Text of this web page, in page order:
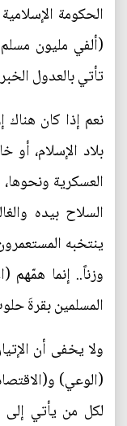
الحكومة
(ألفي مليون
تأتي بالعدول
نعم إذا كان
بلاد الإسلام،
العسكرية
السلاح بيده
ينتخبه
وزناً.. إنما همّهم
المسلمين بقرةَ
ولا يخفى أن
(الوعي)
لكل من يأتي إلى